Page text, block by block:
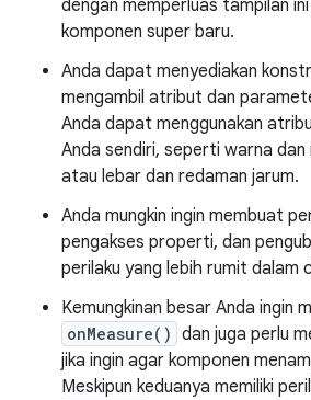
dengan memperluas tampilan
komponen super baru.
Anda dapat menyediakan
mengambil atribut dan
Anda dapat menggunakan
Anda sendiri, seperti warna
atau lebar dan redaman jarum.
Anda mungkin ingin membuat
pengakses properti, dan
perilaku yang lebih rumit dalam
Kemungkinan besar Anda ingin
onMeasure() dan juga perlu
jika ingin agar komponen
Meskipun keduanya memiliki